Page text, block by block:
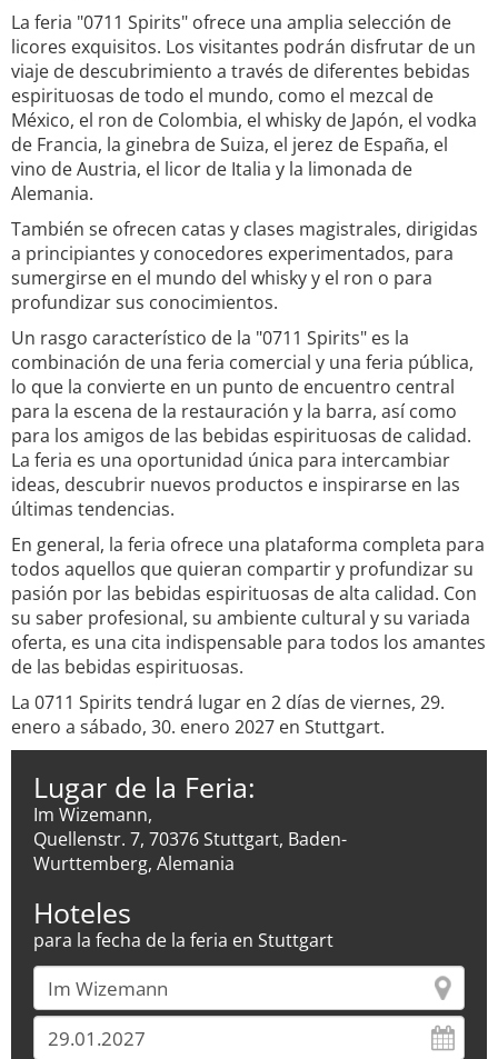
La feria "0711 Spirits" ofrece una amplia selección de
licores exquisitos. Los visitantes podrán disfrutar de un
viaje de descubrimiento a través de diferentes bebidas
espirituosas de todo el mundo, como el mezcal de
México, el ron de Colombia, el whisky de Japón, el vodka
de Francia, la ginebra de Suiza, el jerez de España, el
vino de Austria, el licor de Italia y la limonada de
Alemania.
También se ofrecen catas y clases magistrales, dirigidas
a principiantes y conocedores experimentados, para
sumergirse en el mundo del whisky y el ron o para
profundizar sus conocimientos.
Un rasgo característico de la "0711 Spirits" es la
combinación de una feria comercial y una feria pública,
lo que la convierte en un punto de encuentro central
para la escena de la restauración y la barra, así como
para los amigos de las bebidas espirituosas de calidad.
La feria es una oportunidad única para intercambiar
ideas, descubrir nuevos productos e inspirarse en las
últimas tendencias.
En general, la feria ofrece una plataforma completa para
todos aquellos que quieran compartir y profundizar su
pasión por las bebidas espirituosas de alta calidad. Con
su saber profesional, su ambiente cultural y su variada
oferta, es una cita indispensable para todos los amantes
de las bebidas espirituosas.
La 0711 Spirits tendrá lugar en 2 días de viernes, 29.
enero a sábado, 30. enero 2027 en Stuttgart.
Lugar de la Feria:
Im Wizemann,
Quellenstr. 7, 70376 Stuttgart, Baden-
Wurttemberg, Alemania
Hoteles
para la fecha de la feria en Stuttgart